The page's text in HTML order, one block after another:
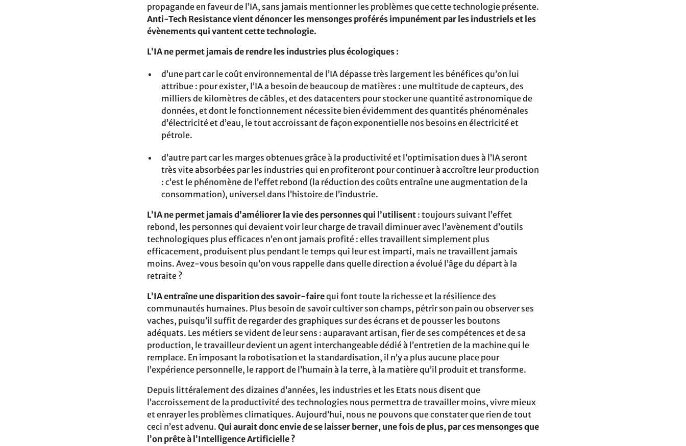
propagande en faveur de l’IA, sans jamais mentionner les problèmes que cette technologie présente.
Anti-Tech Resistance vient dénoncer les mensonges proférés impunément par les industriels et les
évènements qui vantent cette technologie.
L’IA ne permet jamais de rendre les industries plus écologiques :
d’une part car le coût environnemental de l’IA dépasse très largement les bénéfices qu’on lui
attribue : pour exister, l’IA a besoin de beaucoup de matières : une multitude de capteurs, des
milliers de kilomètres de câbles, et des datacenters pour stocker une quantité astronomique de
données, et dont le fonctionnement nécessite bien évidemment des quantités phénoménales
d’électricité et d’eau, le tout accroissant de façon exponentielle nos besoins en électricité et
pétrole.
d’autre part car les marges obtenues grâce à la productivité et l’optimisation dues à l’IA seront
très vite absorbées par les industries qui en profiteront pour continuer à accroître leur production
: c’est le phénomène de l’effet rebond (la réduction des coûts entraîne une augmentation de la
consommation), universel dans l’histoire de l’industrie.
L’IA ne permet jamais d’améliorer la vie des personnes qui l’utilisent : toujours suivant l’effet
rebond, les personnes qui devaient voir leur charge de travail diminuer avec l’avènement d’outils
technologiques plus efficaces n’en ont jamais profité : elles travaillent simplement plus
efficacement, produisent plus pendant le temps qui leur est imparti, mais ne travaillent jamais
moins. Avez-vous besoin qu’on vous rappelle dans quelle direction a évolué l’âge du départ à la
retraite ?
L’IA entraîne une disparition des savoir-fairequi font toute la richesse et la résilience des
communautés humaines. Plus besoin de savoir cultiver son champs, pétrir son pain ou observer ses
vaches, puisqu’il suffit de regarder des graphiques sur des écrans et de pousser les boutons
adéquats. Les métiers se vident de leur sens : auparavant artisan, fier de ses compétences et de sa
production, le travailleur devient un agent interchangeable dédié à l’entretien de la machine qui le
remplace. En imposant la robotisation et la standardisation, il n’y a plus aucune place pour
l’expérience personnelle, le rapport de l’humain à la terre, à la matière qu’il produit et transforme.
Depuis littéralement des dizaines d’années, les industries et les Etats nous disent que
l’accroissement de la productivité des technologies nous permettra de travailler moins, vivre mieux
et enrayer les problèmes climatiques. Aujourd’hui, nous ne pouvons que constater que rien de tout
ceci n’est advenu. Qui aurait donc envie de se laisser berner, une fois de plus, par ces mensonges que
l’on prête à l’Intelligence Artificielle ?